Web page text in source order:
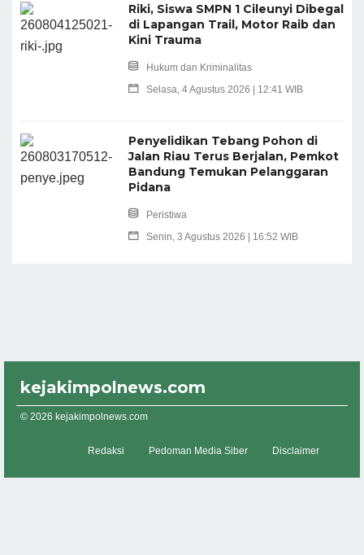
Riki, Siswa SMPN 1 Cileunyi Dibegal
di Lapangan Trail, Motor Raib dan
Kini Trauma
Hukum dan Kriminalitas
Selasa, 4 Agustus 2026 | 12:41 WIB
Penyelidikan Tebang Pohon di
Jalan Riau Terus Berjalan, Pemkot
Bandung Temukan Pelanggaran
Pidana
Peristiwa
Senin, 3 Agustus 2026 | 16:52 WIB
kejakimpolnews.com
© 2026 kejakimpolnews.com
Redaksi Pedoman Media Siber Disclaimer